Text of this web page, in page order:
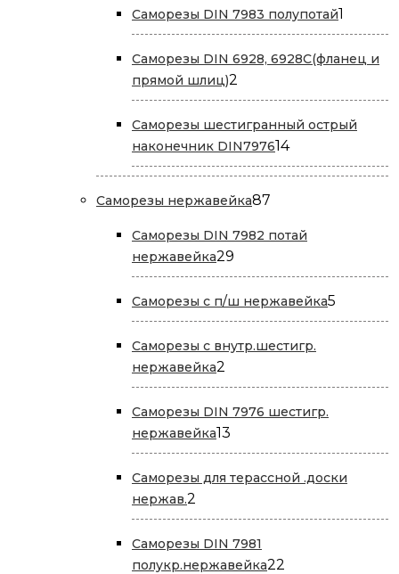
Саморезы DIN 7983 полупотай1
товар
Саморезы DIN 6928, 6928С(фланец и
прямой шлиц)2
товара
Саморезы шестигранный острый
наконечник DIN79761414
товаров
Саморезы нержавейка87
Саморезы DIN 7982 потай
нержавейка29
товаров
Саморезы с п/ш нержавейка5
товаров
Саморезы с внутр.шестигр.
нержавейка2
товара
Саморезы DIN 7976 шестигр.
нержавейка13
товаров
Саморезы для терассной .доски
нержав.2
товара
Саморезы DIN 7981
полукр.нержавейка22